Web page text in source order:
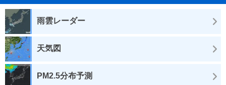
雨雲レーダー
天気図
PM2.5分布予測